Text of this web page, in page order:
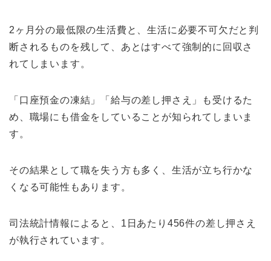
2ヶ月分の最低限の生活費と、生活に必要不可欠だと判
断されるものを残して、あとはすべて強制的に回収さ
れてしまいます。
「口座預金の凍結」「給与の差し押さえ」も受けるた
め、職場にも借金をしていることが知られてしまいま
す。
その結果として職を失う方も多く、生活が立ち行かな
くなる可能性もあります。
司法統計情報によると、1日あたり456件の差し押さえ
が執行されています。